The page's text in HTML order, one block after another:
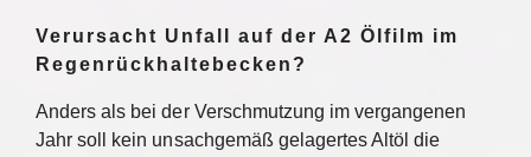
Verursacht Unfall auf der A2 Ölfilm im
Regenrückhaltebecken?
Anders als bei der Verschmutzung im vergangenen
Jahr soll kein unsachgemäß gelagertes Altöl die